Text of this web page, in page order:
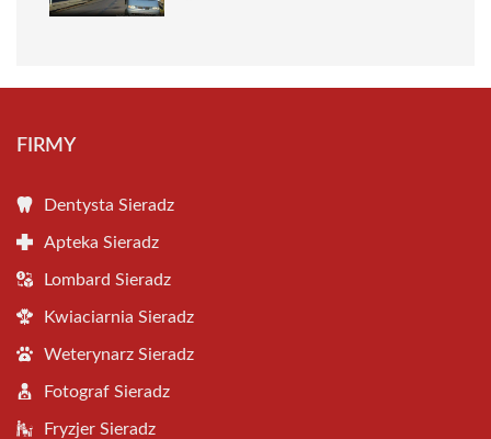
FIRMY
Dentysta Sieradz
Apteka Sieradz
Lombard Sieradz
Kwiaciarnia Sieradz
Weterynarz Sieradz
Fotograf Sieradz
Fryzjer Sieradz